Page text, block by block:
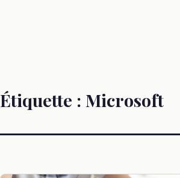
Étiquette : Microsoft